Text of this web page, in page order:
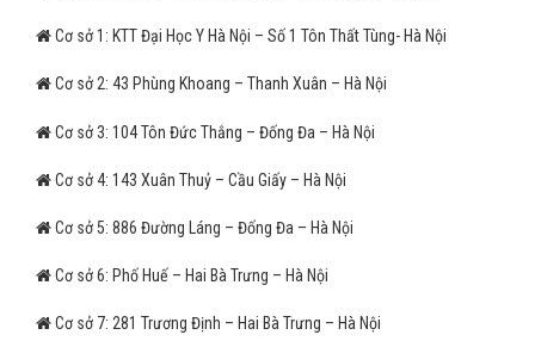
Cơ sở 1: KTT Đại Học Y Hà Nội – Số 1 Tôn Thất Tùng- Hà Nội
Cơ sở 2: 43 Phùng Khoang – Thanh Xuân – Hà Nội
Cơ sở 3: 104 Tôn Đức Thắng – Đống Đa – Hà Nội
Cơ sở 4: 143 Xuân Thuỷ – Cầu Giấy – Hà Nội
Cơ sở 5: 886 Đường Láng – Đống Đa – Hà Nội
Cơ sở 6: Phố Huế – Hai Bà Trưng – Hà Nội
Cơ sở 7: 281 Trương Định – Hai Bà Trưng – Hà Nội